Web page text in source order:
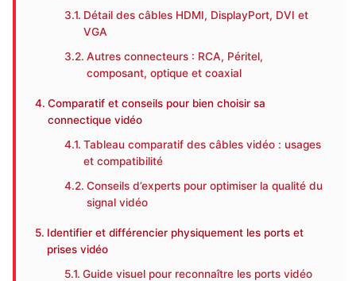
Détail des câbles HDMI, DisplayPort, DVI et
VGA
Autres connecteurs : RCA, Péritel,
composant, optique et coaxial
Comparatif et conseils pour bien choisir sa
connectique vidéo
Tableau comparatif des câbles vidéo : usages
et compatibilité
Conseils d’experts pour optimiser la qualité du
signal vidéo
Identifier et différencier physiquement les ports et
prises vidéo
Guide visuel pour reconnaître les ports vidéo